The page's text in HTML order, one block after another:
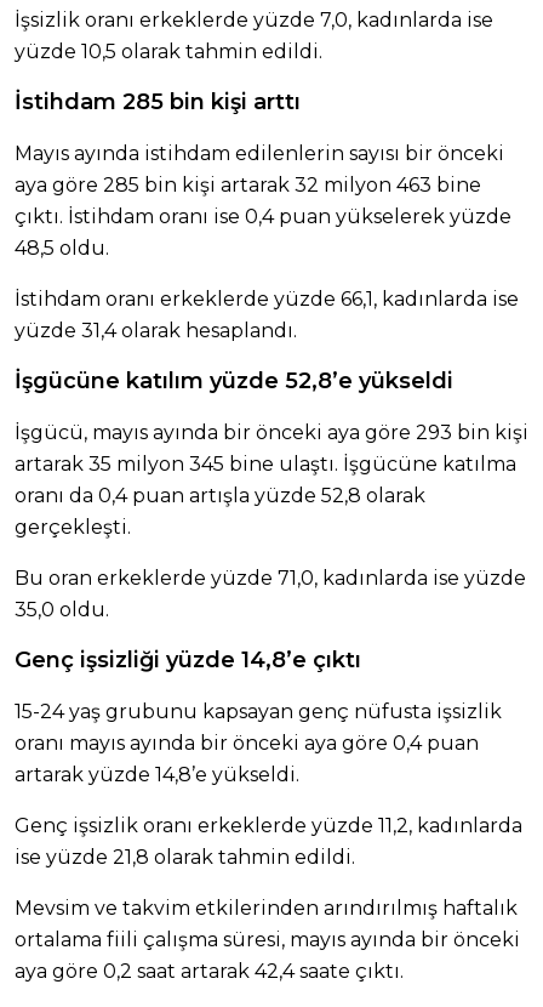
İşsizlik oranı erkeklerde yüzde 7,0, kadınlarda ise
yüzde 10,5 olarak tahmin edildi.
İstihdam 285 bin kişi arttı
Mayıs ayında istihdam edilenlerin sayısı bir önceki
aya göre 285 bin kişi artarak 32 milyon 463 bine
çıktı. İstihdam oranı ise 0,4 puan yükselerek yüzde
48,5 oldu.
İstihdam oranı erkeklerde yüzde 66,1, kadınlarda ise
yüzde 31,4 olarak hesaplandı.
İşgücüne katılım yüzde 52,8’e yükseldi
İşgücü, mayıs ayında bir önceki aya göre 293 bin kişi
artarak 35 milyon 345 bine ulaştı. İşgücüne katılma
oranı da 0,4 puan artışla yüzde 52,8 olarak
gerçekleşti.
Bu oran erkeklerde yüzde 71,0, kadınlarda ise yüzde
35,0 oldu.
Genç işsizliği yüzde 14,8’e çıktı
15-24 yaş grubunu kapsayan genç nüfusta işsizlik
oranı mayıs ayında bir önceki aya göre 0,4 puan
artarak yüzde 14,8’e yükseldi.
Genç işsizlik oranı erkeklerde yüzde 11,2, kadınlarda
ise yüzde 21,8 olarak tahmin edildi.
Mevsim ve takvim etkilerinden arındırılmış haftalık
ortalama fiili çalışma süresi, mayıs ayında bir önceki
aya göre 0,2 saat artarak 42,4 saate çıktı.